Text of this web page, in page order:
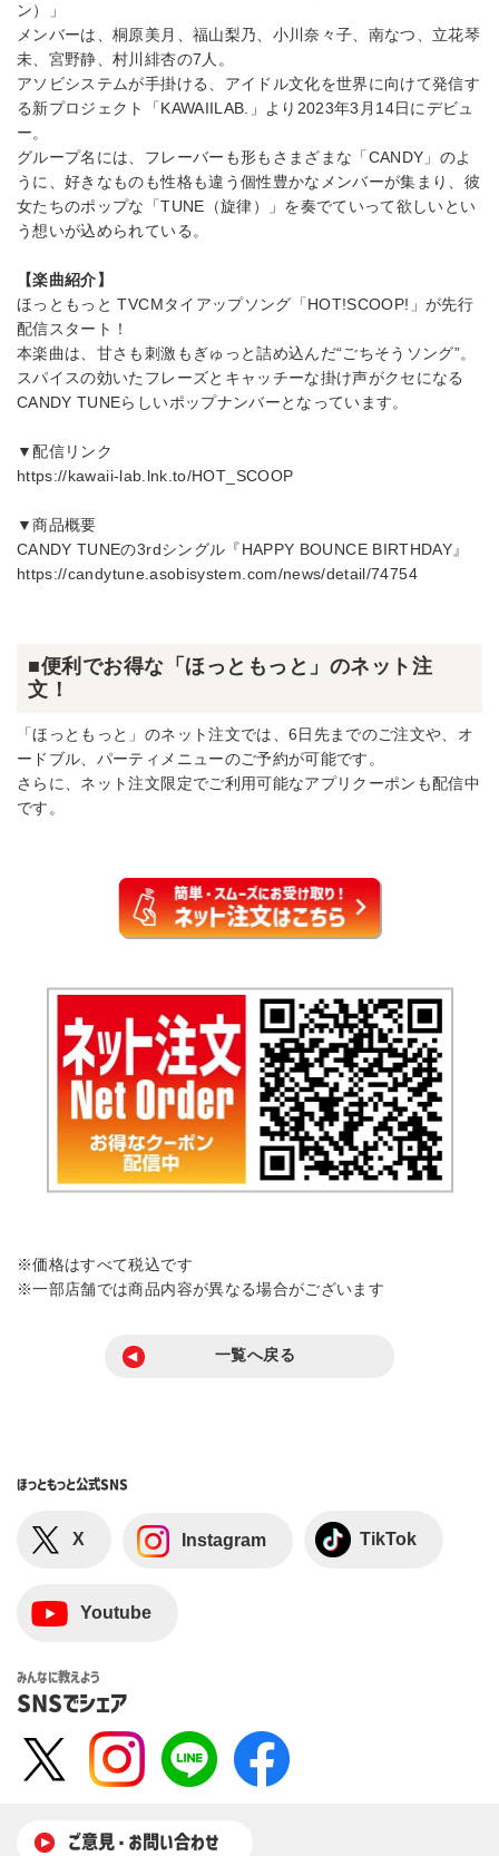
ン）」
メンバーは、桐原美月、福山梨乃、小川奈々子、南なつ、立花琴
未、宮野静、村川緋杏の7人。
アソビシステムが手掛ける、アイドル文化を世界に向けて発信す
る新プロジェクト「KAWAIILAB.」より2023年3月14日にデビュ
ー。
グループ名には、フレーバーも形もさまざまな「CANDY」のよ
うに、好きなものも性格も違う個性豊かなメンバーが集まり、彼
女たちのポップな「TUNE（旋律）」を奏でていって欲しいとい
う想いが込められている。
【楽曲紹介】
ほっともっと TVCMタイアップソング「HOT!SCOOP!」が先行
配信スタート！
本楽曲は、甘さも刺激もぎゅっと詰め込んだ“ごちそうソング”。
スパイスの効いたフレーズとキャッチーな掛け声がクセになる
CANDY TUNEらしいポップナンバーとなっています。
▼配信リンク
https://kawaii-lab.lnk.to/HOT_SCOOP
▼商品概要
CANDY TUNEの3rdシングル『HAPPY BOUNCE BIRTHDAY』
https://candytune.asobisystem.com/news/detail/74754
■便利でお得な「ほっともっと」のネット注
文！
「ほっともっと」のネット注文では、6日先までのご注文や、オ
ードブル、パーティメニューのご予約が可能です。
さらに、ネット注文限定でご利用可能なアプリクーポンも配信中
です。
※価格はすべて税込です
※一部店舗では商品内容が異なる場合がございます
一覧へ戻る
ほっともっと公式SNS
X Instagram TikTok
Youtube
みんなに教えよう
SNSでシェア
ご意⾒・お問い合わせ